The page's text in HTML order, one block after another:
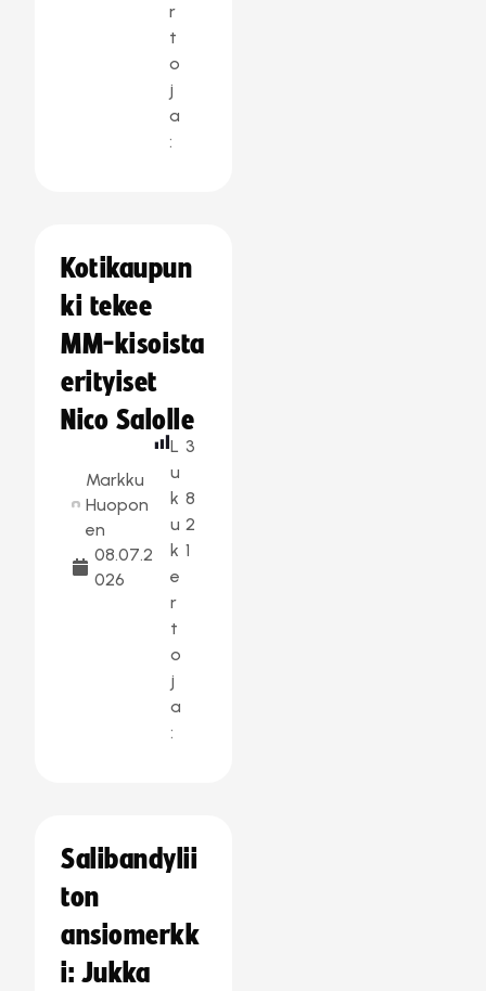
r
t
o
j
a
:
Kotikaupun
ki tekee
MM-kisoista
erityiset
Nico Salolle
Markku
Huopon
en
08.07.2
026
L
u
k
u
k
e
r
t
o
j
a
:
3
8
2
1
Salibandylii
ton
ansiomerkk
i: Jukka